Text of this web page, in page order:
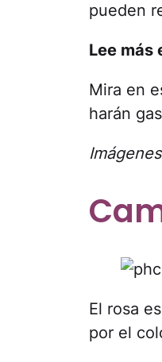
pueden
Lee más
Mira en
harán
El rosa
por el